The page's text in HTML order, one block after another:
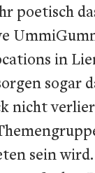
poetisch
in
sogar
nicht
sein